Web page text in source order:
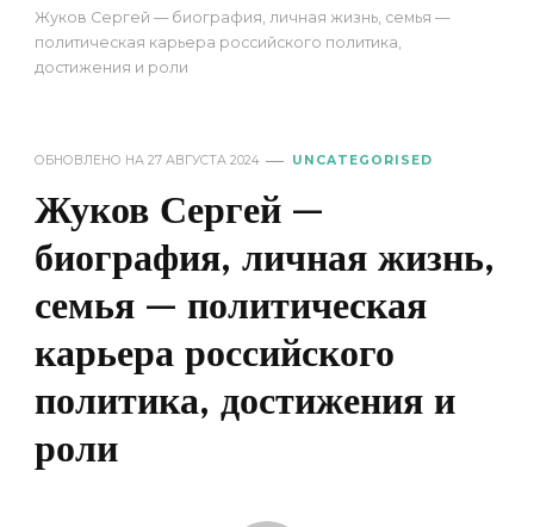
Жуков Сергей — биография, личная жизнь, семья —
политическая карьера российского политика,
достижения и роли
ОБНОВЛЕНО НА 27 АВГУСТА 2024 UNCATEGORISED
Жуков Сергей —
биография, личная жизнь,
семья — политическая
карьера российского
политика, достижения и
роли